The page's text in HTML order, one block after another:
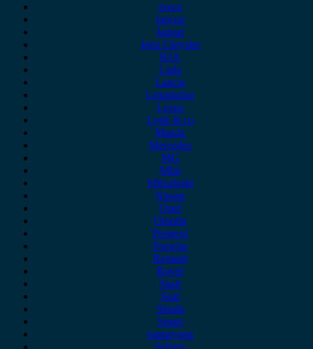
iveco
Jaecoo
Jaguar
Jeep Chrysler
KIA
Lada
Lancia
Leapmotor
Lexus
Lynk & co
Mazda
Mercedes
MG
Mini
Mitsubishi
Nissan
Opel
Omoda
Peugeot
Porsche
Renault
Rover
Saab
Seat
Skoda
Smart
ssangyong
Subaru